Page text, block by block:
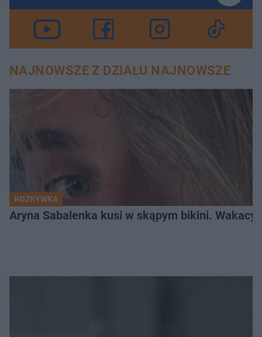
NAJNOWSZE Z DZIAŁU NAJNOWSZE
ROZRYWKA
Aryna Sabalenka kusi w skąpym bikini.